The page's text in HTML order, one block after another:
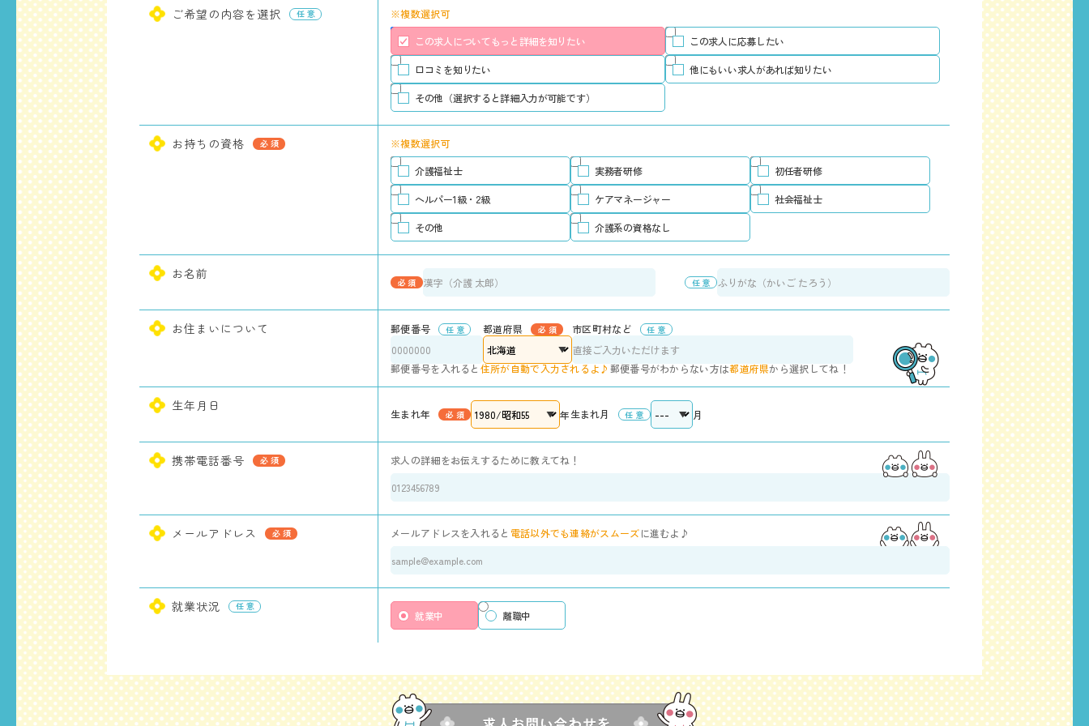
ご希望の内容を選択
※複数選択可
この求人についてもっと詳細を知りたい
この求人に応募したい
口コミを知りたい 他にもいい求人があれば知りたい
その他（選択すると詳細入力が可能です）
お持ちの資格
※複数選択可
介護福祉士
実務者研修 初任者研修
ヘルパー1級・2級 ケアマネージャー 社会福祉士
その他 介護系の資格なし
お名前
お住まいについて 郵便番号 都道府県 市区町村など
郵便番号を入れると 住所が自動で入力されるよ♪ 郵便番号がわからない方は都道府県から選択してね！
生年月日 生まれ年 年生まれ月 月
携帯電話番号 求人の詳細をお伝えするために教えてね！
メールアドレス メールアドレスを入れると 電話以外でも連絡がスムーズに進むよ♪
就業状況
就業中 離職中